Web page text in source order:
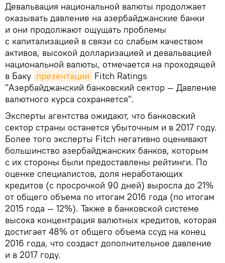
Девальвация национальной валюты продолжает
оказывать давление на азербайджанские банки
и они продолжают ощущать проблемы
с капитализацией в связи со слабым качеством
активов, высокой долларизацией и девальвацией
национальной валюты, отмечается на проходящей
в Баку презентации Fitch Ratings
"Азербайджанский банковский сектор — Давление
валютного курса сохраняется".
Эксперты агентства ожидают, что банковский
сектор страны останется убыточным и в 2017 году.
Более того эксперты Fitch негативно оценивают
большинство азербайджанских банков, которым
с их стороны были предоставлены рейтинги. По
оценке специалистов, доля неработающих
кредитов (с просрочкой 90 дней) выросла до 21%
от общего объема по итогам 2016 года (по итогам
2015 года — 12%). Также в банковской системе
высока концентрация валютных кредитов, которая
достигает 48% от общего объема ссуд на конец
2016 года, что создаст дополнительное давление
и в 2017 году.